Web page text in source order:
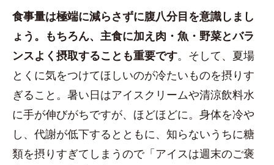
食事量は極端に減らさずに腹八分目を意識しまし
ょう。もちろん、主食に加え肉・魚・野菜とバラ
ンスよく摂取することも重要です。そして、夏場
とくに気をつけてほしいのが冷たいものを摂りす
ぎること。暑い日はアイスクリームや清涼飲料水
に手が伸びがちですが、ほどほどに。身体を冷や
し、代謝が低下するとともに、知らないうちに糖
類を摂りすぎてしまうので「アイスは週末のご褒